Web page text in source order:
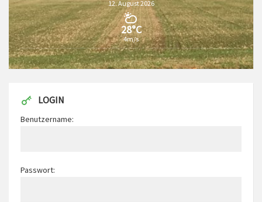
12. August 2026
28°C
4m/s
LOGIN
Benutzername:
Passwort: